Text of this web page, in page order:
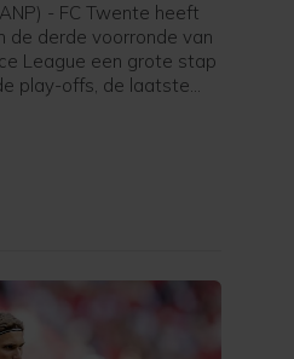
- FC Twente heeft
de derde voorronde van
League een grote stap
play-offs, de laatste